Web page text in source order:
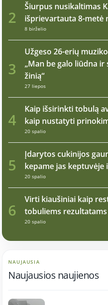
2
Šiurpus nusikaltimas
išprievartauta 8-metė
8 birželio
3
Užgeso 26-erių
„Man be galo liūdna
žinią“
27 liepos
4
Kaip išsirinkti tobulą
kaip nustatyti
20 spalio
5
Įdarytos cukinijos
kepame jas
20 spalio
6
Virti kiaušiniai kaip
tobuliems rezultatams
20 spalio
NAUJAUSIA
Naujausios naujienos